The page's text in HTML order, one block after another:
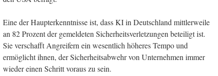
Eine der Haupterkenntnisse ist, dass KI in Deutschland mittlerweile
an 82 Prozent der gemeldeten Sicherheitsverletzungen beteiligt ist.
Sie verschafft Angreifern ein wesentlich höheres Tempo und
ermöglicht ihnen, der Sicherheitsabwehr von Unternehmen immer
wieder einen Schritt voraus zu sein.